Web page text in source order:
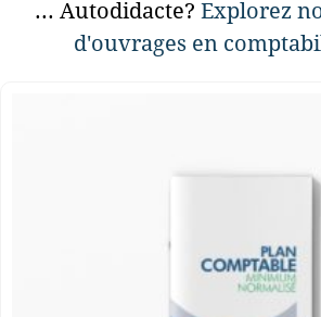
... Autodidacte? Explorez
d'ouvrages en